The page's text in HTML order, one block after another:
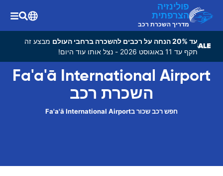
פולינזיה
הצרפתית
מדריך השכרת רכב
עד 20% הנחה על רכבים להשכרה ברחבי העולם
מבצע זה
תקף עד 11 באוגוסט 2026 - נצל אותו עוד היום!
Fa'a'ā International Airport
השכרת רכב
חפש רכב שכור בFa'a'ā International Airport